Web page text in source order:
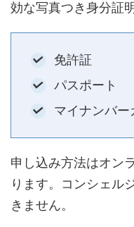
効な写真つき身分証
免許証
パスポート
マイナンバー
申し込み方法はオン
ります。コンシェル
きません。